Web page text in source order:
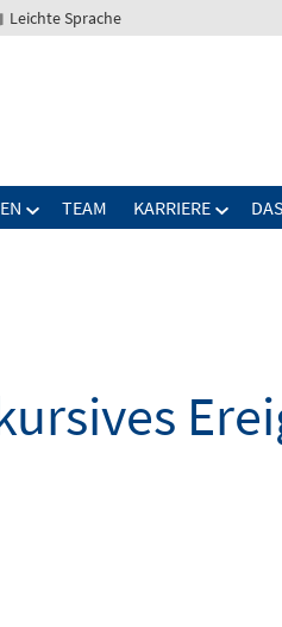
Leichte Sprache
TEAM KARRIERE